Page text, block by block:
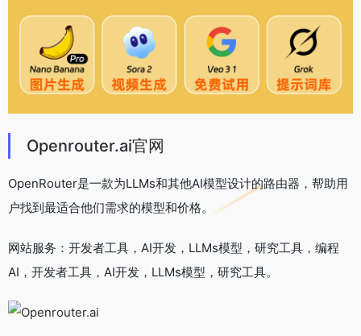
Openrouter.ai官网
OpenRouter是一款为LLMs和其他AI模型设计的路由器，帮助用
户找到最适合他们需求的模型和价格。
网站服务：开发者工具，AI开发，LLMs模型，研究工具，编程
AI，开发者工具，AI开发，LLMs模型，研究工具。